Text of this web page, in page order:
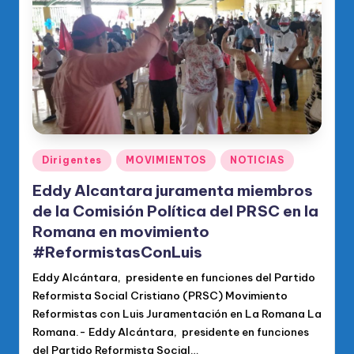
di
c
o
O
fi
ci
al
d
el
P
R
M
Publicado
en
Dirigentes MOVIMIENTOS NOTICIAS
Eddy Alcantara juramenta miembros
de la Comisión Política del PRSC en la
Romana en movimiento
#ReformistasConLuis
Eddy Alcántara, presidente en funciones del Partido
Reformista Social Cristiano (PRSC) Movimiento
Reformistas con Luis Juramentación en La Romana La
Romana.- Eddy Alcántara, presidente en funciones
del Partido Reformista Social…